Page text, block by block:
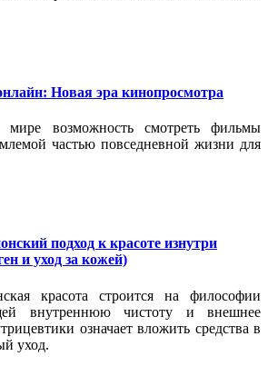
Новая эра кинопросмотра
возможность смотреть фильмы
частью повседневной жизни для
подход к красоте изнутри
и уход за кожей)
красота строится на философии
внутреннюю чистоту и внешнее
означает вложить средства в
уход.